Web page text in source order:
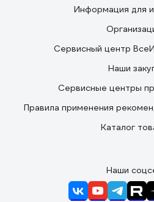
Информация для
Сервисный центр
Наши
Сервисные центры
Правила применения
Каталог
Наши